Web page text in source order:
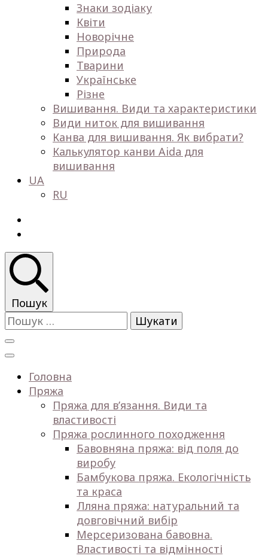
Знаки зодіаку
Квіти
Новорічне
Природа
Тварини
Українське
Різне
Вишивання. Види та характеристики
Види ниток для вишивання
Канва для вишивання. Як вибрати?
Калькулятор канви Aida для
вишивання
UA
RU
Пошук
Пошук:
Головна
Пряжа
Пряжа для в’язання. Види та
властивості
Пряжа рослинного походження
Бавовняна пряжа: від поля до
виробу
Бамбукова пряжа. Екологічність
та краса
Лляна пряжа: натуральний та
довговічний вибір
Мерсеризована бавовна.
Властивості та відмінності